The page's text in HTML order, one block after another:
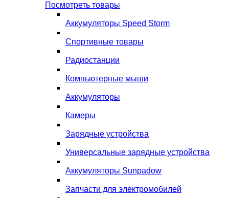
Посмотреть товары
Аккумуляторы Speed Storm
Спортивные товары
Радиостанции
Компьютерные мыши
Аккумуляторы
Камеры
Зарядные устройства
Универсальные зарядные устройства
Аккумуляторы Sunpadow
Запчасти для электромобилей